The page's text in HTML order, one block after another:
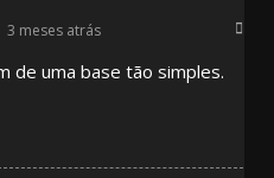
3 meses atrás
de uma base tão simples.